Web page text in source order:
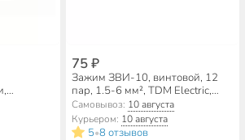
75 ₽
Зажим ЗВИ-10, винтовой, 12
пар, 1.5-6 мм², TDM Electric,
SQ0510-0003
Самовывоз: 10 августа
Курьером: 10 августа
5•8 отзывов